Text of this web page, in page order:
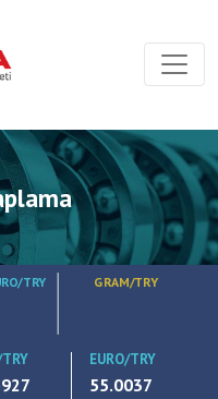
TRY GRAM/TRY
EURO/TRY
55.0037